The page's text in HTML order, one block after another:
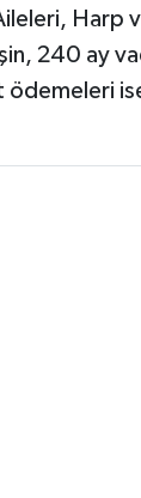
Harp
240 ay
ödemeleri